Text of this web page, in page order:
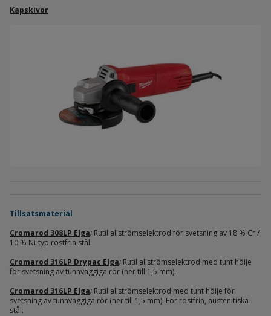
Kapskivor
Tillsatsmaterial
Cromarod 308LP Elga: Rutil allströmselektrod för svetsning av 18 % Cr /
10 % Ni-typ rostfria stål.
Cromarod 316LP Drypac Elga: Rutil allströmselektrod med tunt hölje
för svetsning av tunnväggiga rör (ner till 1,5 mm).
Cromarod 316LP Elga: Rutil allströmselektrod med tunt hölje för
svetsning av tunnväggiga rör (ner till 1,5 mm). För rostfria, austenitiska
stål.